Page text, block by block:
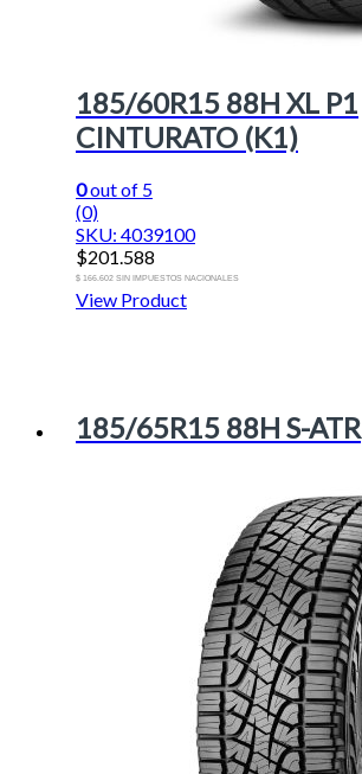
185/60R15 88H XL P1
CINTURATO (K1)
0out of 5
(0)
SKU: 4039100
$201.588
$ 166.602 SIN IMPUESTOS NACIONALES
View Product
185/65R15 88H S-ATR